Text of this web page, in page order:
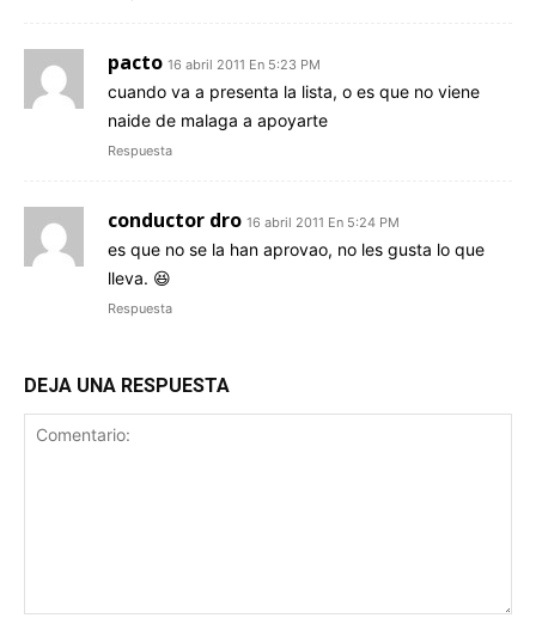
pacto 16 abril 2011 En 5:23 PM
cuando va a presenta la lista, o es que no viene
naide de malaga a apoyarte
Respuesta
conductor dro 16 abril 2011 En 5:24 PM
es que no se la han aprovao, no les gusta lo que
lleva. 😆
Respuesta
DEJA UNA RESPUESTA